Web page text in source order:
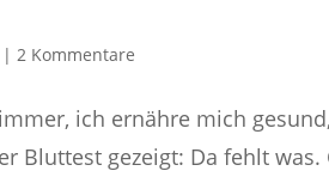
|2 Kommentare
ich ernähre mich
Bluttest gezeigt: Da fehlt was.